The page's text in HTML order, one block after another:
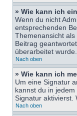
» Wie kann ich
Wenn du nicht
entsprechenden
Themenansicht
Beitrag
überarbeitet
Nach oben
» Wie kann ich
Um eine Signatur
kannst du in
Signatur aktivierst.
Nach oben